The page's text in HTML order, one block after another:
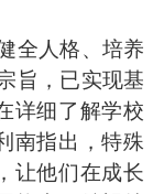
全人格、培养
旨，已实现基
详细了解学校
南指出，特殊
让他们在成长